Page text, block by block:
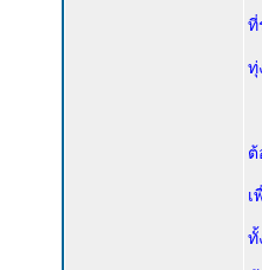
ที่
ทุ่
ต้
เ
ทั้